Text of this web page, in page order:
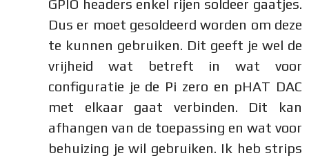
GPIO headers enkel rijen soldeer gaatjes.
Dus er moet gesoldeerd worden om deze
te kunnen gebruiken. Dit geeft je wel de
vrijheid wat betreft in wat voor
configuratie je de Pi zero en pHAT DAC
met elkaar gaat verbinden. Dit kan
afhangen van de toepassing en wat voor
behuizing je wil gebruiken. Ik heb strips